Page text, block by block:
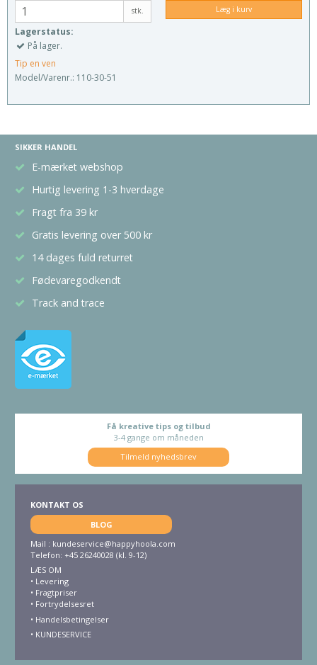
stk. Læg i kurv
Lagerstatus:
På lager.
Tip en ven
Model/Varenr.: 110-30-51
SIKKER HANDEL
E-mærket webshop
Hurtig levering 1-3 hverdage
Fragt fra 39 kr
Gratis levering over 500 kr
14 dages fuld returret
Fødevaregodkendt
Track and trace
Få kreative tips og tilbud
3-4 gange om måneden
Tilmeld nyhedsbrev
KONTAKT OS
BLOG
Mail : kundeservice@happyhoola.com
Telefon: +45 26240028 (kl. 9-12)
LÆS OM
• Levering
• Fragtpriser
• Fortrydelsesret
• Handelsbetingelser
• KUNDESERVICE